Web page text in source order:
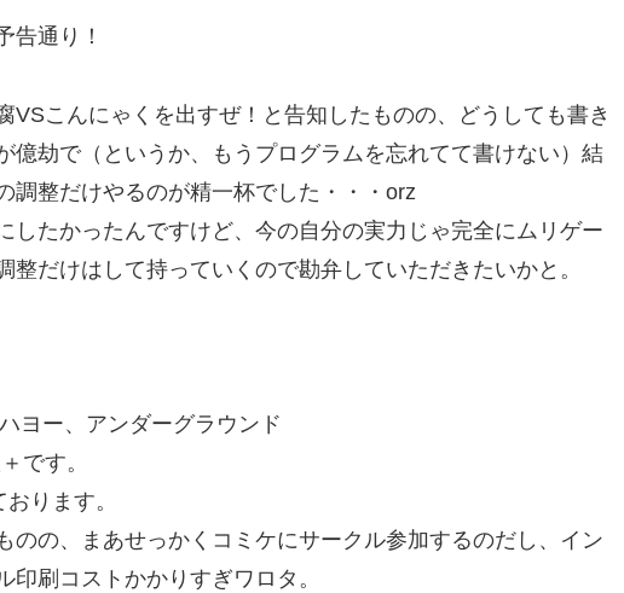
告通り！
VSこんにゃくを出すぜ！と告知したものの、どうしても書き
億劫で（というか、もうプログラムを忘れてて書けない）結
調整だけやるのが精一杯でした・・・orz
したかったんですけど、今の自分の実力じゃ完全にムリゲー
だけはして持っていくので勘弁していただきたいかと。
ー、アンダーグラウンド
です。
ります。
のの、まあせっかくコミケにサークル参加するのだし、イン
刷コストかかりすぎワロタ。